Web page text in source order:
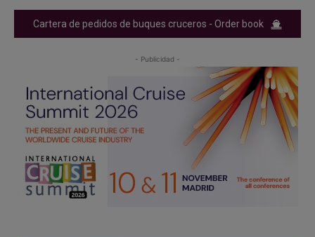
Cartera de pedidos de buques cruceros - Order book
- Publicidad -